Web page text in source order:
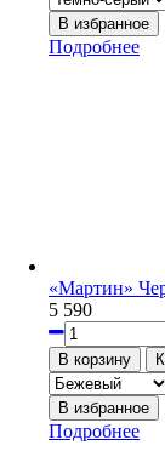
Подробнее
«Мартин»
5 590
Подробнее